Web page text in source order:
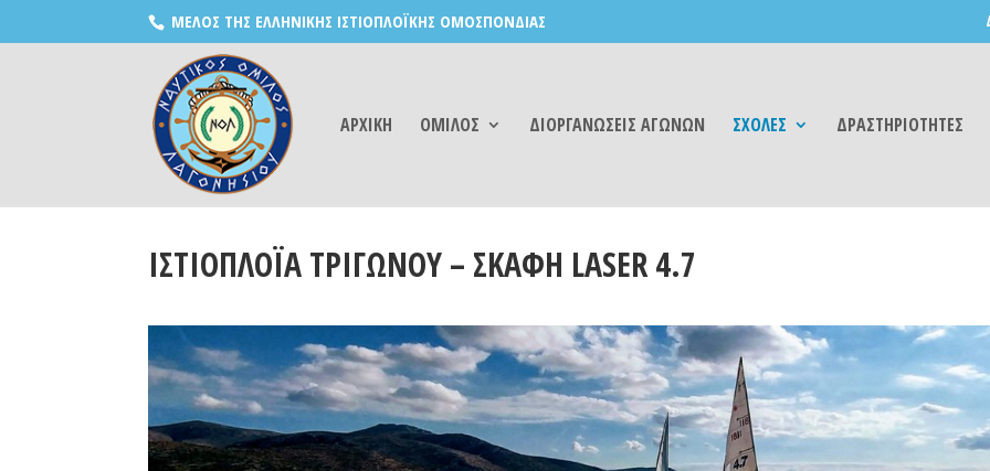
ΜΕΛΟΣ ΤΗΣ ΕΛΛΗΝΙΚΗΣ ΙΣΤΙΟΠΛΟΪΚΗΣ ΟΜΟΣΠΟΝΔΙΑΣ
ΑΡΧΙΚΗ ΟΜΙΛΟΣ ΔΙΟΡΓΑΝΩΣΕΙΣ ΑΓΩΝΩΝ ΣΧΟΛΕΣ ΔΡΑΣΤΗΡΙΟΤΗΤΕΣ
ΙΣΤΙΟΠΛΟΪΑ ΤΡΙΓΩΝΟΥ – ΣΚΑΦΗ LASER 4.7